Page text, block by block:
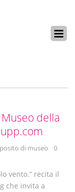
della
di museo
0
vento.” recita il
che invita a